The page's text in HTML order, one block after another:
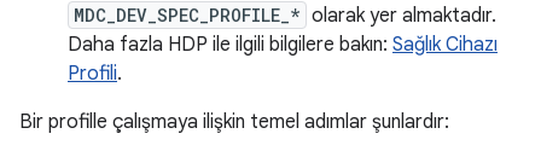
MDC_DEV_SPEC_PROFILE_* olarak yer almaktadır.
Daha fazla HDP ile ilgili bilgilere bakın: Sağlık Cihazı
Profili.
Bir profille çalışmaya ilişkin temel adımlar şunlardır: